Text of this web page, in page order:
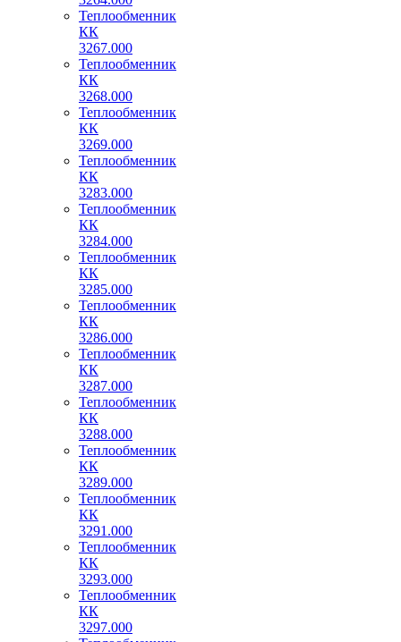
Теплообменник
КК
3267.000
Теплообменник
КК
3268.000
Теплообменник
КК
3269.000
Теплообменник
КК
3283.000
Теплообменник
КК
3284.000
Теплообменник
КК
3285.000
Теплообменник
КК
3286.000
Теплообменник
КК
3287.000
Теплообменник
КК
3288.000
Теплообменник
КК
3289.000
Теплообменник
КК
3291.000
Теплообменник
КК
3293.000
Теплообменник
КК
3297.000